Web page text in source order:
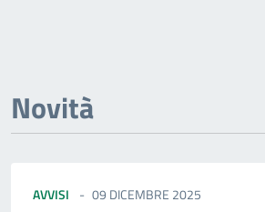
Novità
AVVISI 09 DICEMBRE 2025